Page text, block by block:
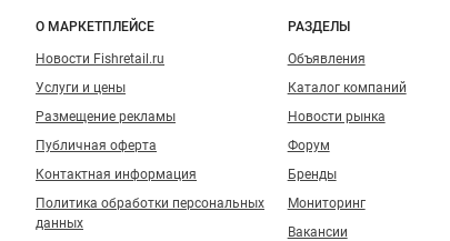
Навигация по сайту
О МАРКЕТПЛЕЙСЕ
Новости Fishretail.ru
Услуги и цены
Размещение рекламы
Публичная оферта
Контактная информация
Политика обработки персональных
данных
РАЗДЕЛЫ
Объявления
Каталог компаний
Новости рынка
Форум
Бренды
Мониторинг
Вакансии